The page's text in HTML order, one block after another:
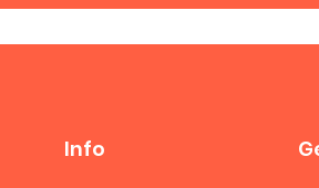
Info